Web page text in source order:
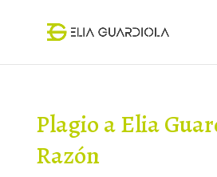
Plagio a Elia
Razón